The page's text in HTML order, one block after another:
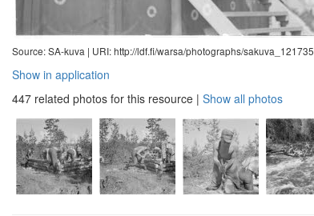
Source: SA-kuva | URI: http://ldf.fi/warsa/photographs/sakuva_121735
Show in application
447 related photos for this resource | Show all photos